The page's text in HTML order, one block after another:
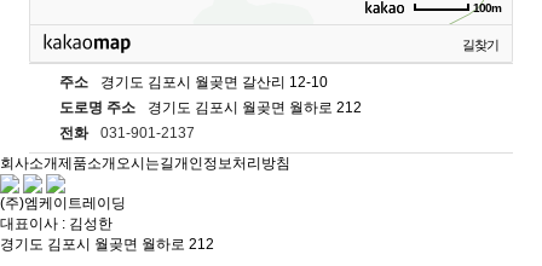
100m
길찾기
주소
경기도 김포시 월곶면 갈산리 12-10
도로명 주소
경기도 김포시 월곶면 월하로 212
전화
031-901-2137
회사소개제품소개 오시는길개인정보처리방침
(주)엠케이트레이딩
대표이사 : 김성한
경기도 김포시 월곶면 월하로 212